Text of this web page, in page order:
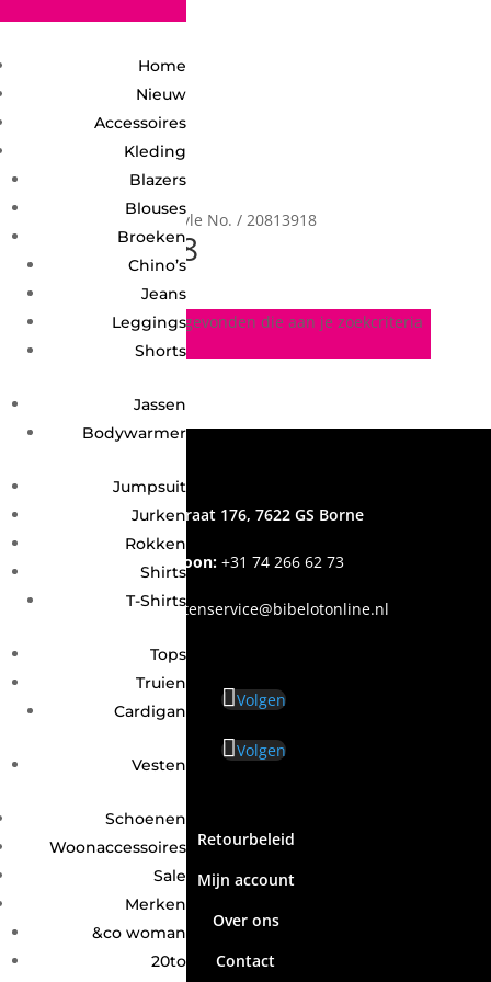
Home
Nieuw
Accessoires
Kleding
Blazers
Blouses
Broeken
Chino’s
Jeans
Leggings
Shorts
Jassen
Bodywarmer
Jumpsuit
Jurken
Rokken
Shirts
T-Shirts
Tops
Truien
Cardigan
Vesten
Schoenen
Woonaccessoires
Sale
Merken
&co woman
20to
/ Product Style No. / 20813918
20813918
Geen producten gevonden die aan je zoekcriteria
Grotestraat 176, 7622 GS Borne
Telefoon: +31 74 266 62 73
Email:klantenservice@bibelotonline.nl
Volgen
Volgen
Retourbeleid
Mijn account
Over ons
Contact